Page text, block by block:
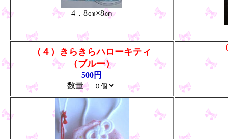
4．8㎝×8㎝
（４）きらきらハローキティ
（ブルー）
500円
数量